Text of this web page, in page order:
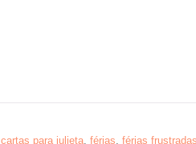
cartas para julieta, férias, férias